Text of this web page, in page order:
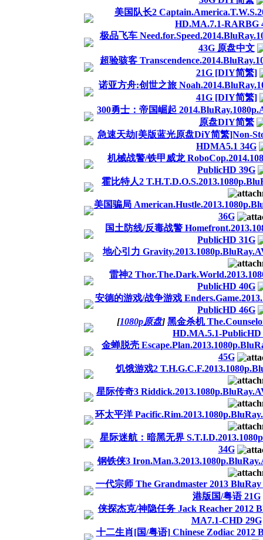
美国队长2
HD.MA.7.1-RARBG
极品飞车
43G 原盘中文
超验骇客
21G [DIY简繁]
诺亚方舟:创世之旅
41G [DIY简繁]
300勇士：帝国崛起
原盘DIY简繁
急速天劫[美版蓝光原盘DiY简繁]Non-
HDMA5.1 34G
机械战警/铁甲威龙
PublicHD 39G
霍比特人2
美国骗局
36G
国土防线/反毒战警
PublicHD 31G
地心引力
雷神2
PublicHD 40G
安德的游戏/战争游戏
PublicHD 46G
[1080p原盘] 黑金杀机
HD.MA.5.1-PublicHD
金蝉脱壳
45G
饥饿游戏2
星际传奇3
环太平洋
星际迷航：暗黑无界
34G
钢铁侠3
一代宗师 The Grandmaster 2013
港版国/粤语 21G
侠探杰克/神隐任务 Jack Reacher 2012
MA7.1-CHD 29G
十二生肖[国/粤语] Chinese Zodiac